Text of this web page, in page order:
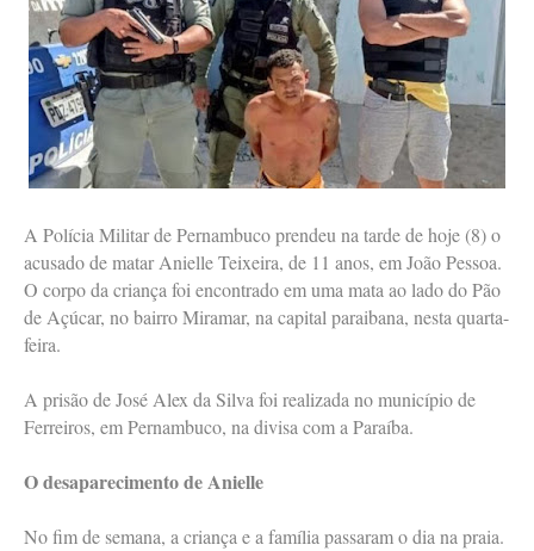
A Polícia Militar de Pernambuco prendeu na tarde de hoje (8) o
acusado de matar Anielle Teixeira, de 11 anos, em João Pessoa.
O corpo da criança foi encontrado em uma mata ao lado do Pão
de Açúcar, no bairro Miramar, na capital paraibana, nesta quarta-
feira.
A prisão de José Alex da Silva foi realizada no município de
Ferreiros, em Pernambuco, na divisa com a Paraíba.
O desaparecimento de Anielle
No fim de semana, a criança e a família passaram o dia na praia.